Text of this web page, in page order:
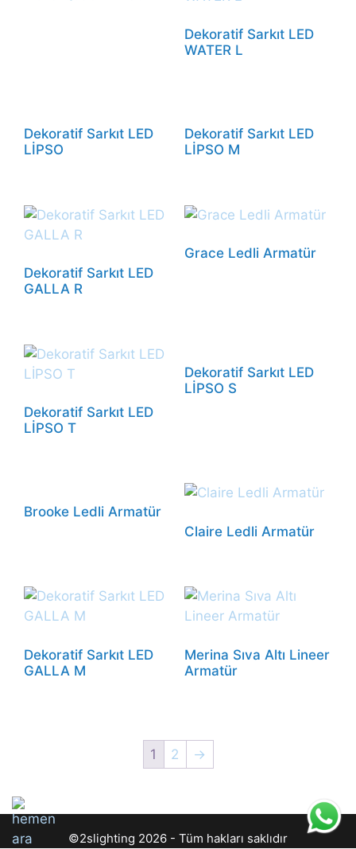
Dekoratif Sarkıt LED
WATER L
Dekoratif Sarkıt LED
LİPSO
Dekoratif Sarkıt LED
LİPSO M
Dekoratif Sarkıt LED
GALLA R
Grace Ledli Armatür
Dekoratif Sarkıt LED
LİPSO T
Dekoratif Sarkıt LED
LİPSO S
Brooke Ledli Armatür
Claire Ledli Armatür
Dekoratif Sarkıt LED
GALLA M
Merina Sıva Altı Lineer
Armatür
1 2 →
©2slighting 2026 - Tüm hakları saklıdır